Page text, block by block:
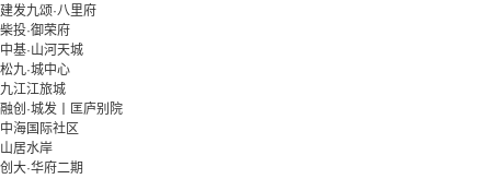
建发九颂·八里府
柴投·御荣府
中基·山河天城
松九·城中心
九江江旅城
融创·城发丨匡庐别院
中海国际社区
山居水岸
创大·华府二期